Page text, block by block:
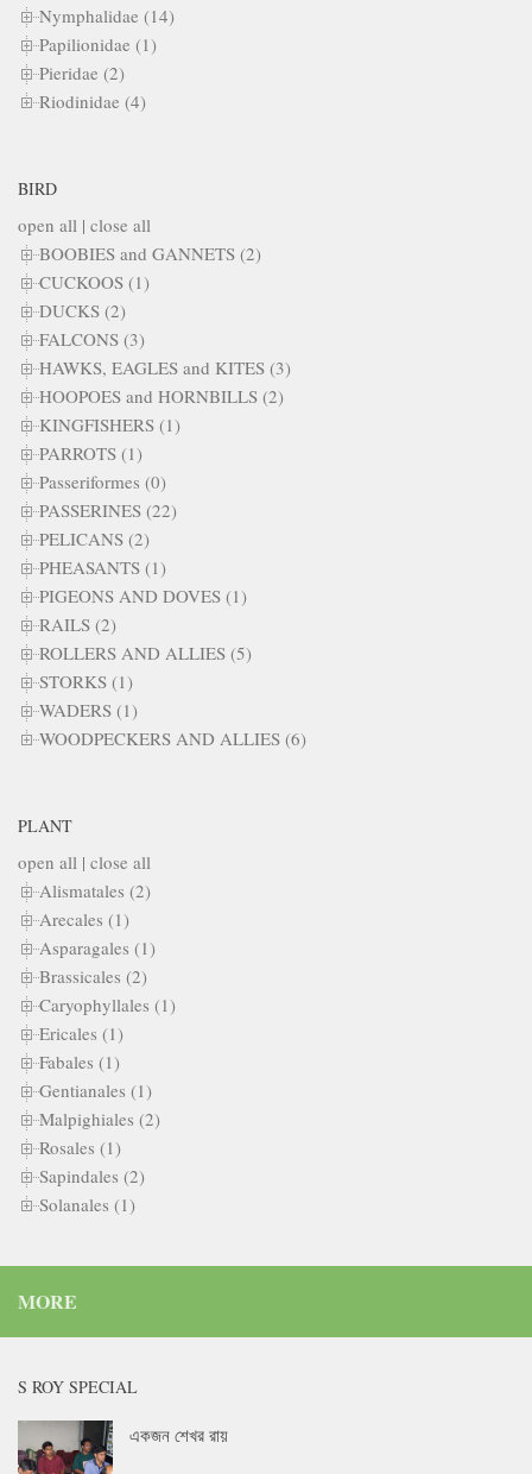
Nymphalidae (14)
Papilionidae (1)
Pieridae (2)
Riodinidae (4)
BIRD
open all | close all
BOOBIES and GANNETS (2)
CUCKOOS (1)
DUCKS (2)
FALCONS (3)
HAWKS, EAGLES and KITES (3)
HOOPOES and HORNBILLS (2)
KINGFISHERS (1)
PARROTS (1)
Passeriformes (0)
PASSERINES (22)
PELICANS (2)
PHEASANTS (1)
PIGEONS AND DOVES (1)
RAILS (2)
ROLLERS AND ALLIES (5)
STORKS (1)
WADERS (1)
WOODPECKERS AND ALLIES (6)
PLANT
open all | close all
Alismatales (2)
Arecales (1)
Asparagales (1)
Brassicales (2)
Caryophyllales (1)
Ericales (1)
Fabales (1)
Gentianales (1)
Malpighiales (2)
Rosales (1)
Sapindales (2)
Solanales (1)
MORE
S ROY SPECIAL
একজন শেখর রায়